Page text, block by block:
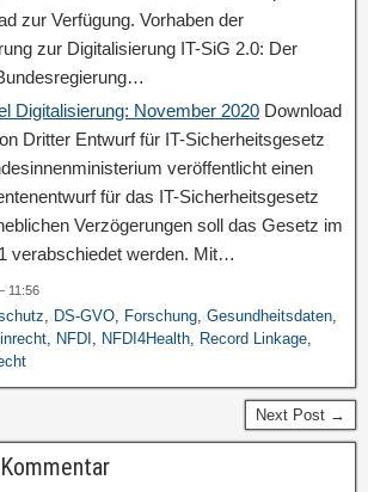
zur Verfügung. Vorhaben der
zur Digitalisierung IT-SiG 2.0: Der
Digitalisierung: November 2020 Download
Dritter Entwurf für IT-Sicherheitsgesetz
veröffentlicht einen
für das IT-Sicherheitsgesetz
Verzögerungen soll das Gesetz im
verabschiedet werden. Mit…
11:56
, DS-GVO, Forschung, Gesundheitsdaten,
, NFDI , NFDI4Health, Record Linkage,
Next Post →